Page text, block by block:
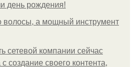
день рождения!
волосы, а мощный инструмент
сетевой компании сейчас
создание своего контента,